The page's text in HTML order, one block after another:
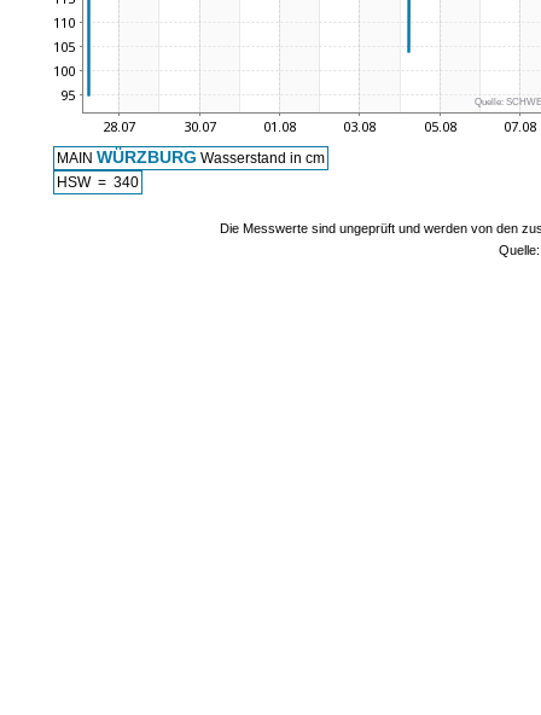
Quelle:
MAIN WÜRZBURG Wasserstand in cm
HSW = 340
Die Messwerte sind ungeprüft und werden von den